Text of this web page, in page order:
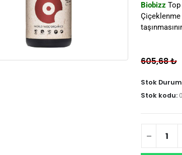
Biobizz
Çiçeklenme
605,68₺
Stok
Stok kodu: